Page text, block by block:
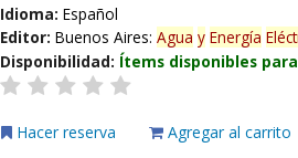
Idioma:Español
Editor:Buenos Aires:Agua y Energía
Disponibilidad: Ítems disponibles
Hacer reserva Agregar al carrito